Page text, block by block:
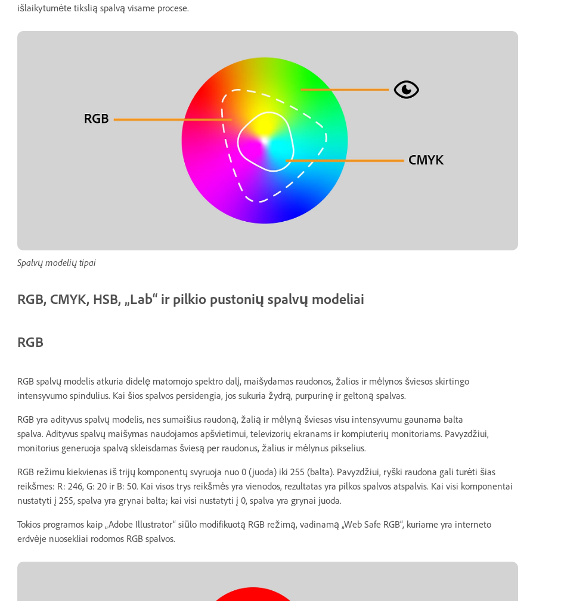
išlaikytumėte tikslią spalvą visame procese.
Spalvų modelių tipai
RGB, CMYK, HSB, „Lab“ ir pilkio pustonių spalvų modeliai
RGB
RGB spalvų modelis atkuria didelę matomojo spektro dalį, maišydamas raudonos, žalios ir mėlynos šviesos skirtingo
intensyvumo spindulius. Kai šios spalvos persidengia, jos sukuria žydrą, purpurinę ir geltoną spalvas.
RGB yra adityvus spalvų modelis, nes sumaišius raudoną, žalią ir mėlyną šviesas visu intensyvumu gaunama balta
spalva. Adityvus spalvų maišymas naudojamos apšvietimui, televizorių ekranams ir kompiuterių monitoriams. Pavyzdžiui,
monitorius generuoja spalvą skleisdamas šviesą per raudonus, žalius ir mėlynus pikselius.
RGB režimu kiekvienas iš trijų komponentų svyruoja nuo 0 (juoda) iki 255 (balta). Pavyzdžiui, ryški raudona gali turėti šias
reikšmes: R: 246, G: 20 ir B: 50. Kai visos trys reikšmės yra vienodos, rezultatas yra pilkos spalvos atspalvis. Kai visi komponentai
nustatyti į 255, spalva yra grynai balta; kai visi nustatyti į 0, spalva yra grynai juoda.
Tokios programos kaip „Adobe Illustrator“ siūlo modifikuotą RGB režimą, vadinamą „Web Safe RGB“, kuriame yra interneto
erdvėje nuosekliai rodomos RGB spalvos.